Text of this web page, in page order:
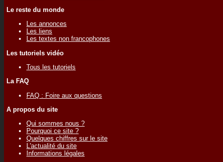
Le reste du monde
Les annonces
Les liens
Les textes non francophones
Les tutoriels vidéo
Tous les tutoriels
La FAQ
FAQ : Foire aux questions
A propos du site
Qui sommes nous ?
Pourquoi ce site ?
Quelques chiffres sur le site
L'actualité du site
Informations légales